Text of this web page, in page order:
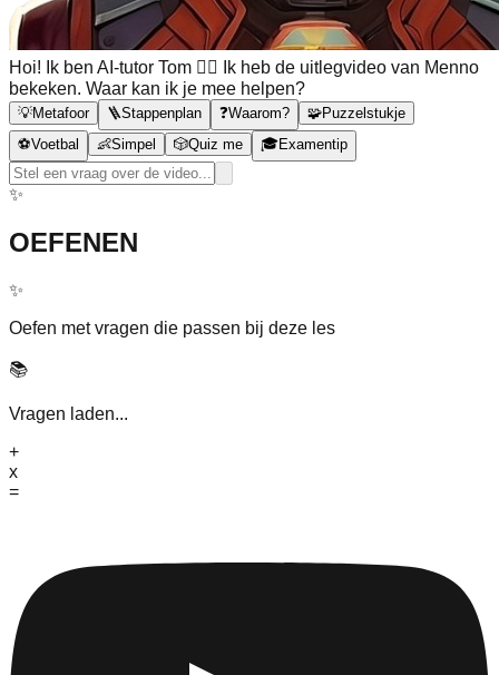
Hoi! Ik ben AI-tutor Tom 🙋‍♂️ Ik heb de uitlegvideo van Menno
bekeken. Waar kan ik je mee helpen?
💡Metafoor 🪜Stappenplan ❓Waarom? 🧩Puzzelstukje
⚽Voetbal 👶Simpel 🎲Quiz me 🎓Examentip
✨
OEFENEN
✨
Oefen met vragen die passen bij deze les
📚
Vragen laden...
+
x
=